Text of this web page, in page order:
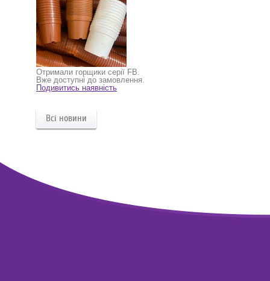
Отримали горщики серії FB.
Вже доступні до замовлення.
Подивитись наявність
Всі новини